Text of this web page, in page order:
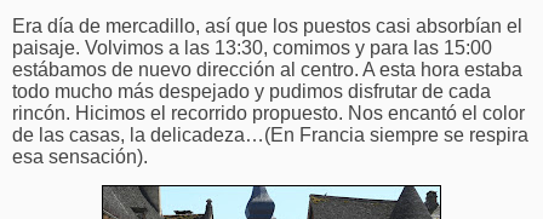
Era día de mercadillo, así que los puestos casi absorbían el
paisaje. Volvimos a las 13:30, comimos y para las 15:00
estábamos de nuevo dirección al centro. A esta hora estaba
todo mucho más despejado y pudimos disfrutar de cada
rincón. Hicimos el recorrido propuesto. Nos encantó el color
de las casas, la delicadeza…(En Francia siempre se respira
esa sensación).